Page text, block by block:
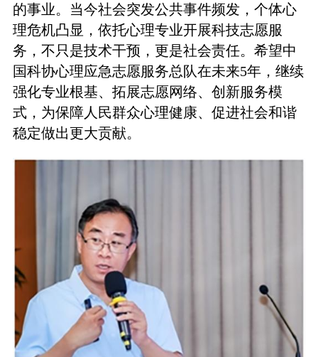
的事业。当今社会突发公共事件频发，个体心
理危机凸显，依托心理专业开展科技志愿服
务，不只是技术干预，更是社会责任。希望中
国科协心理应急志愿服务总队在未来5年，继续
强化专业根基、拓展志愿网络、创新服务模
式，为保障人民群众心理健康、促进社会和谐
稳定做出更大贡献。